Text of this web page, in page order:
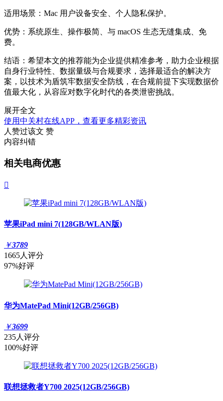
适用场景： Mac 用户设备安全、个人隐私保护。
优势： 系统原生、操作极简、与 macOS 生态无缝集成、免
费。
结语： 希望本文的推荐能为企业提供精准参考，助力企业根据
自身行业特性、数据量级与合规要求，选择最适合的解决方
案，以技术为盾筑牢数据安全防线，在合规前提下实现数据价
值最大化，从容应对数字化时代的各类泄密挑战。
展开全文
使用中关村在线APP，查看更多精彩资讯
人赞过该文 赞
内容纠错
相关电商优惠

苹果iPad mini 7(128GB/WLAN版)
￥3789
1665人评分
97%好评
华为MatePad Mini(12GB/256GB)
￥3699
235人评分
100%好评
联想拯救者Y700 2025(12GB/256GB)